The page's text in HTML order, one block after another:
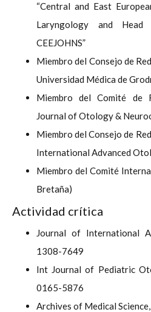
“Central and East
Laryngology and
CEEJOHNS”
Miembro del Consejo de
Universidad Médica de
Miembro del Comité de
Journal of Otology &
Miembro del Consejo de
International Advanced
Miembro del Comité
Bretaña)
Actividad crítica
Journal of International
1308-7649
Int Journal of Pediatric
0165-5876
Archives of Medical